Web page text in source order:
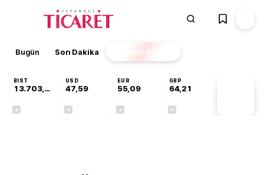
Bugün Son Dakika Finans EKSTRA
BIST
13.703,13
USD
47,59
EUR
55,09
GBP
64,21